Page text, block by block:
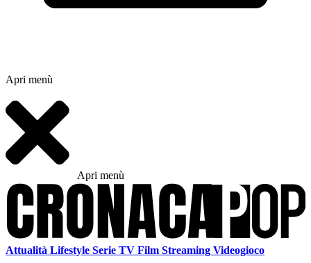
Apri menù
Apri menù
Attualità Lifestyle Serie TV Film Streaming Videogioco